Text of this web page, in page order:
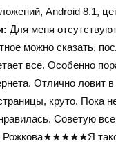
Android 8.1,
Для меня
можно сказать,
все. Особенно
Отлично ловит в
круто. Пока
Советую
Рожкова★★★★★Я